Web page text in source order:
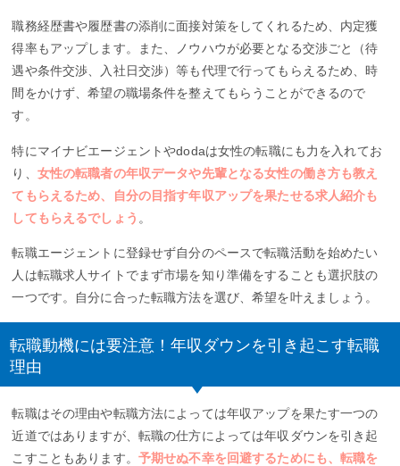
職務経歴書や履歴書の添削に面接対策をしてくれるため、内定獲
得率もアップします。また、ノウハウが必要となる交渉ごと（待
遇や条件交渉、入社日交渉）等も代理で行ってもらえるため、時
間をかけず、希望の職場条件を整えてもらうことができるので
す。
特にマイナビエージェントやdodaは女性の転職にも力を入れてお
り、 女性の転職者の年収データや先輩となる女性の働き方も教え
てもらえるため、自分の目指す年収アップを果たせる求人紹介も
してもらえるでしょう 。
転職エージェントに登録せず自分のペースで転職活動を始めたい
人は転職求人サイトでまず市場を知り準備をすることも選択肢の
一つです。自分に合った転職方法を選び、希望を叶えましょう。
転職動機には要注意！年収ダウンを引き起こす転職
理由
転職はその理由や転職方法によっては年収アップを果たす一つの
近道ではありますが、転職の仕方によっては年収ダウンを引き起
こすこともあります。 予期せぬ不幸を回避するためにも、転職を